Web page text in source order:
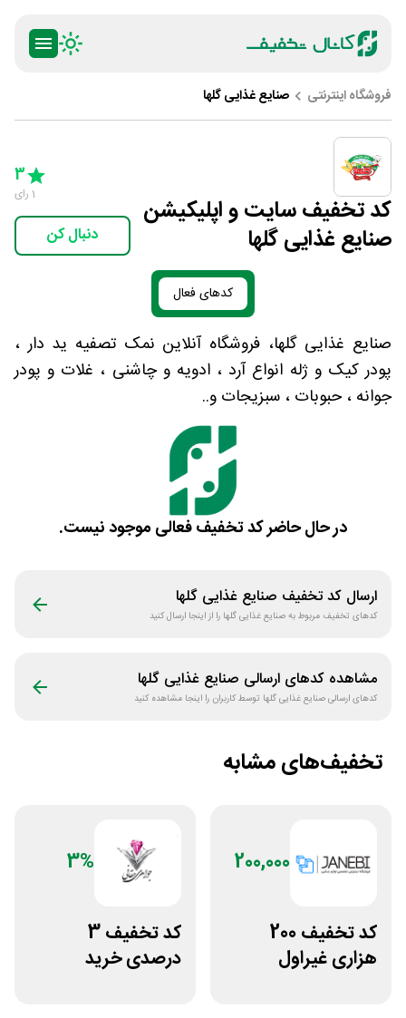
فروشگاه اینترنتی صنایع غذایی گلها
کد تخفیف سایت و اپلیکیشن
صنایع غذایی گلها
5 Stars
3
1 رای
دنبال کن
کدهای فعال
صنایع غذایی گلها، فروشگاه آنلاین نمک تصفیه ید دار ،
پودر کیک و ژله انواع آرد ، ادویه و چاشنی ، غلات و پودر
جوانه ، حبوبات ، سبزیجات و..
در حال حاضر کد تخفیف فعالی موجود نیست.
ارسال کد تخفیف صنایع غذایی گلها
کدهای تخفیف مربوط بهصنایع غذایی گلها را از اینجا ارسال کنید
مشاهده کدهای ارسالی صنایع غذایی گلها
کدهای ارسالیصنایع غذایی گلها توسط کاربران را اینجا مشاهده کنید
تخفیف‌های مشابه
200,000
کد تخفیف 200
هزاری غیراول
3%
کد تخفیف 3
درصدی خرید